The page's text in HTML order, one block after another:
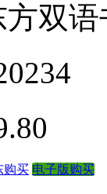
双
购买 电子版购买